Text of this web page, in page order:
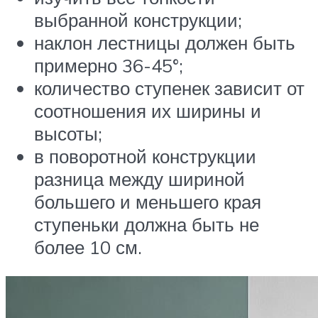
выбранной конструкции;
наклон лестницы должен быть
примерно 36-45°;
количество ступенек зависит от
соотношения их ширины и
высоты;
в поворотной конструкции
разница между шириной
большего и меньшего края
ступеньки должна быть не
более 10 см.